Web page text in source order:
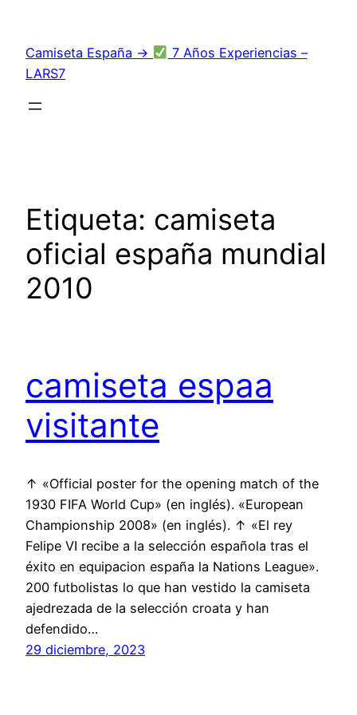
contenido
Camiseta España →
7 Años Experiencias –
LARS7
Etiqueta: camiseta
oficial españa mundial
2010
camiseta espaa
visitante
↑ «Official poster for the opening match of the
1930 FIFA World Cup» (en inglés). «European
Championship 2008» (en inglés). ↑ «El rey
Felipe VI recibe a la selección española tras el
éxito en equipacion españa la Nations League».
200 futbolistas lo que han vestido la camiseta
ajedrezada de la selección croata y han
defendido…
29 diciembre, 2023